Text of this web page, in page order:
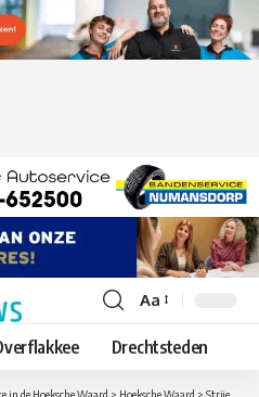
Lettergrootte
aanpassen
Aa
Drechtsteden
in de Hoeksche Waard > Hoeksche Waard > Strijen wint eerste oefenwedstrijd bij Sc Gastel